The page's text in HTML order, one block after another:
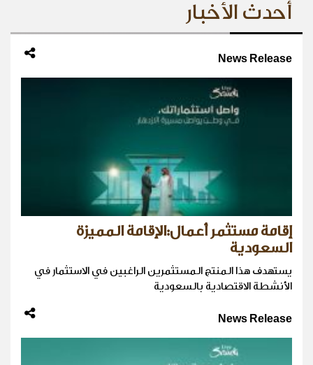
أحدث الأخبار
News Release
إقامة مستثمر أعمال:الإقامة المميزة
السعودية
يستهدف هذا المنتج المستثمرين الراغبين في الاستثمار في
الأنشطة الاقتصادية بالسعودية
News Release